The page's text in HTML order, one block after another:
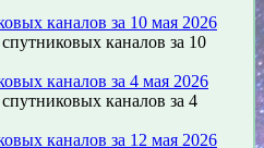
каналов за 10 мая 2026
каналов за 10
каналов за 4 мая 2026
каналов за 4
каналов за 12 мая 2026